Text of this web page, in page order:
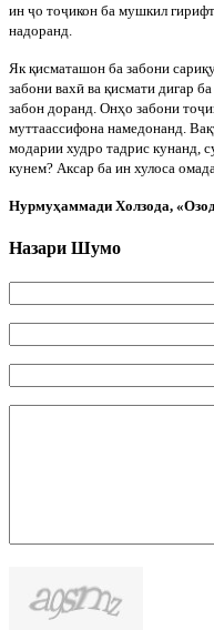
ин ҷо тоҷикон ба мушкил
надоранд.
Як қисматашон ба забони
забони вахӣ ва қисмати дигар
забон доранд. Онҳо забони тоҷ
муттаассифона намедонанд.
модарии худро тадрис кунанд,
кунем? Аксар ба ин хулоса
Нурмуҳаммади Холзода,
Назари Шумо